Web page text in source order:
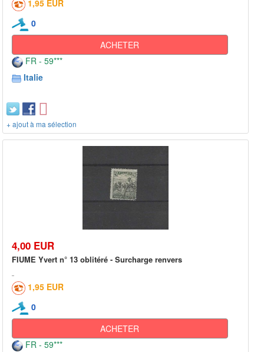
1,95 EUR
0
ACHETER
FR - 59***
Italie
+ ajout à ma sélection
4,00 EUR
FIUME Yvert n° 13 oblitéré - Surcharge renvers
1,95 EUR
0
ACHETER
FR - 59***